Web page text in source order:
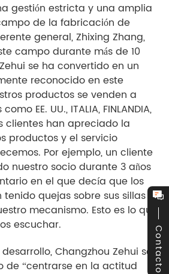
gestión estricta y una amplia
de la fabricación de
general, Zhixing Zhang,
campo durante más de 10
se ha convertido en un
reconocido en este
productos se venden a
EE. UU., ITALIA, FINLANDIA,
clientes han apreciado la
productos y el servicio
Por ejemplo, un cliente
nuestro socio durante 3 años
en el que decía que los
quejas sobre sus sillas
mecanismo. Esto es lo que
escuchar.
Changzhou Zehui se
de “centrarse en la actitud
Contacto